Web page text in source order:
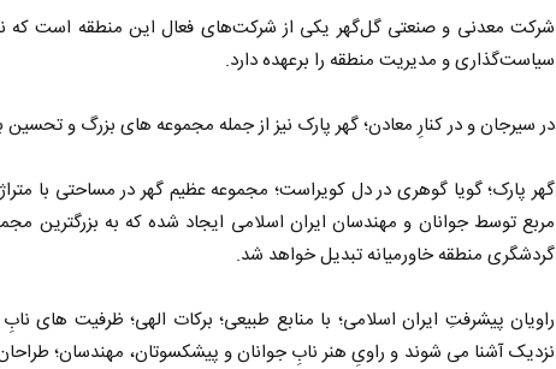
شرکت معدنی و صنعتی گل‌گهر یکی از شرکت‌های فعال این منطقه است
سیاست‌گذاری و مدیریت منطقه را برعهده دارد.
در سیرجان و در کنارِ معادن؛ گهر پارک نیز از جمله مجموعه های بزرگ و تحسین
مربع توسط جوانان و مهندسان ایران اسلامی ایجاد شده که به بزرگترین
گردشگری منطقه خاورمیانه تبدیل خواهد شد.
راویان پیشرفتِ ایران اسلامی؛ با منابع طبیعی؛ برکات الهی؛ ظرفیت های نابِ
نزدیک آشنا می شوند و راویِ هنر نابِ جوانان و پیشکسوتان، مهندسان؛